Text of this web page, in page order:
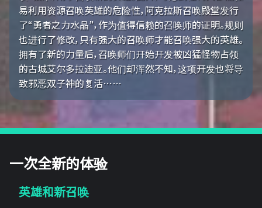
易利用资源召唤英雄的危险性，阿克拉斯召唤殿堂发行
了“勇者之力水晶”，作为值得信赖的召唤师的证明。规则
也进行了修改，只有强大的召唤师才能召唤强大的英雄。
拥有了新的力量后，召唤师们开始开发被凶猛怪物占领
的古城艾尔多拉迪亚。他们却浑然不知，这项开发也将导
致邪恶双子神的复活……
一次全新的体验
英雄和新召唤